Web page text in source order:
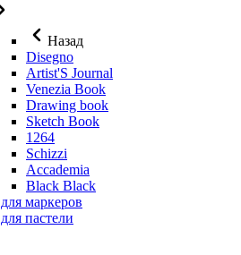
Назад
Disegno
Artist'S Journal
Venezia Book
Drawing book
Sketch Book
1264
Schizzi
Accademia
Black Black
маркеров
пастели